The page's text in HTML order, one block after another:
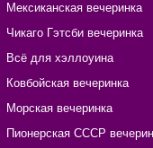
Мексиканская вечеринка
Чикаго Гэтсби вечеринка
Всё для хэллоуина
Ковбойская вечеринка
Морская вечеринка
Пионерская СССР